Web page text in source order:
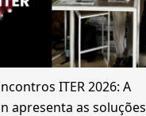
ITER 2026: A
apresenta as soluções